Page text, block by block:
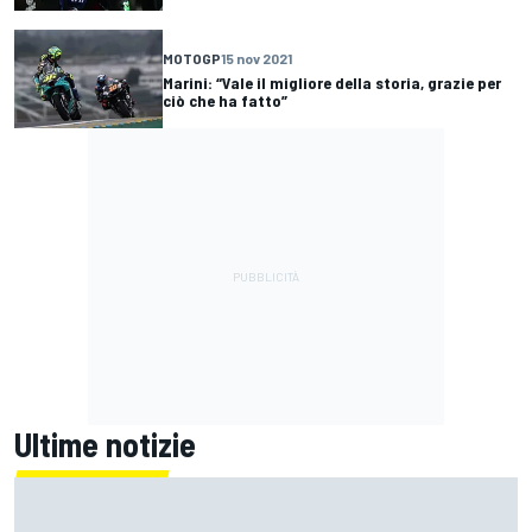
MOTOGP15 nov 2021
Marini: “Vale il migliore della storia, grazie per
ciò che ha fatto”
Ultime notizie